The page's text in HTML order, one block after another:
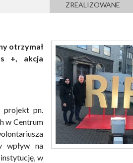
ZREALIZOWANE
otrzymał
+, akcja
projekt pn.
w Centrum
wpływ na
w